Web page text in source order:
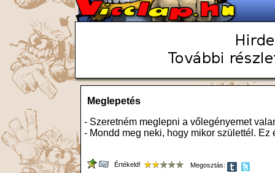
Meglepetés
- Szeretném meglepni a vőlegényemet
- Mondd meg neki, hogy mikor születtél.
Értékeld! Megosztás: